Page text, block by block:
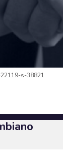
s-38821